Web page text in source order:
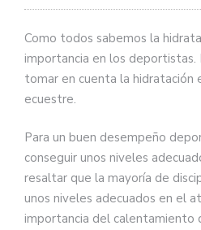
Como todos sabemos la
importancia en los
tomar en cuenta la
ecuestre.
Para un buen desempeño
conseguir unos niveles
resaltar que la mayoría de
unos niveles adecuados en el
importancia del calentamiento